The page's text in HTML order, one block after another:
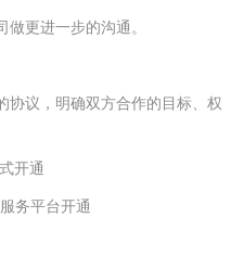
更进一步的沟通。
协议，明确双方合作的目标、权
开通
务平台开通